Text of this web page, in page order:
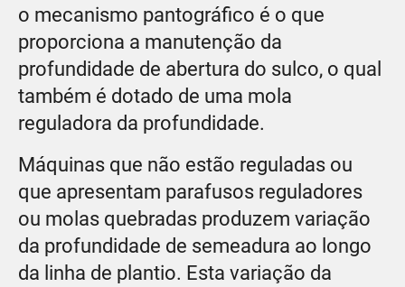
o mecanismo pantográfico é o que
proporciona a manutenção da
profundidade de abertura do sulco, o qual
também é dotado de uma mola
reguladora da profundidade.
Máquinas que não estão reguladas ou
que apresentam parafusos reguladores
ou molas quebradas produzem variação
da profundidade de semeadura ao longo
da linha de plantio. Esta variação da